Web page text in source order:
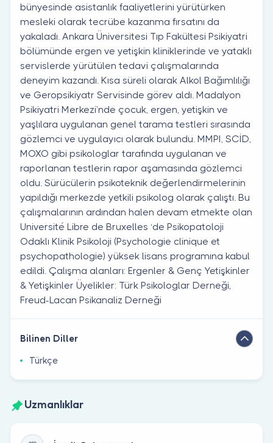
bünyesinde asistanlık faaliyetlerini yürütürken
mesleki olarak tecrübe kazanma fırsatını da
yakaladı. Ankara Üniversitesi Tıp Fakültesi Psikiyatri
bölümünde ergen ve yetişkin kliniklerinde ve yataklı
servislerde yürütülen tedavi çalışmalarında
deneyim kazandı. Kısa süreli olarak Alkol Bağımlılığı
ve Geropsikiyatr Servisinde görev aldı. Madalyon
Psikiyatri Merkezi’nde çocuk, ergen, yetişkin ve
yaşlılara uygulanan genel tarama testleri sırasında
gözlemci ve uygulayıcı olarak bulundu. MMPI, SCİD,
MOXO gibi psikologlar tarafında uygulanan ve
raporlanan testlerin rapor aşamasında gözlemci
oldu. Sürücülerin psikoteknik değerlendirmelerinin
yapıldığı merkezde yetkili psikolog olarak çalıştı. Bu
çalışmalarının ardından halen devam etmekte olan
Université Libre de Bruxelles ‘de Psikopatoloji
Odaklı Klinik Psikoloji (Psychologie clinique et
psychopathologie) yüksek lisans programına kabul
edildi. Çalışma alanları: Ergenler & Genç Yetişkinler
& Yetişkinler Üyelikler: Türk Psikologlar Derneği,
Freud-Lacan Psikanaliz Derneği
Bilinen Diller
Türkçe
Uzmanlıklar